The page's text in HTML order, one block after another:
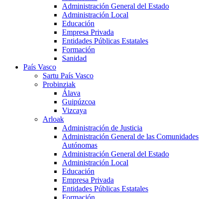
Administración General del Estado
Administración Local
Educación
Empresa Privada
Entidades Públicas Estatales
Formación
Sanidad
País Vasco
Sartu País Vasco
Probinziak
Álava
Guipúzcoa
Vizcaya
Arloak
Administración de Justicia
Administración General de las Comunidades
Autónomas
Administración General del Estado
Administración Local
Educación
Empresa Privada
Entidades Públicas Estatales